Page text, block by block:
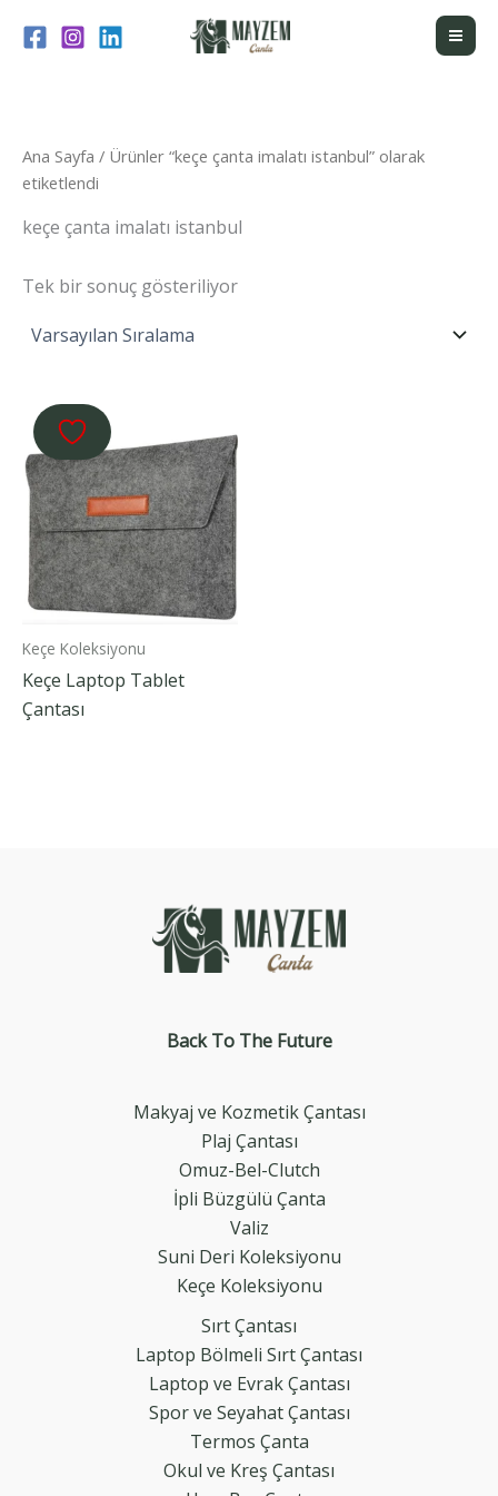
atla
Ana Sayfa / Ürünler “keçe çanta imalatı istanbul” olarak
etiketlendi
keçe çanta imalatı istanbul
Tek bir sonuç gösteriliyor
Keçe Koleksiyonu
Keçe Laptop Tablet
Çantası
Back To The Future
Makyaj ve Kozmetik Çantası
Plaj Çantası
Omuz-Bel-Clutch
İpli Büzgülü Çanta
Valiz
Suni Deri Koleksiyonu
Keçe Koleksiyonu
Sırt Çantası
Laptop Bölmeli Sırt Çantası
Laptop ve Evrak Çantası
Spor ve Seyahat Çantası
Termos Çanta
Okul ve Kreş Çantası